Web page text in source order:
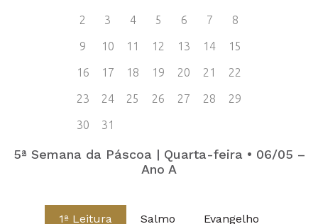
5ª Semana da Páscoa | Quarta-feira • 06/05 –
Ano A
1ª Leitura Salmo Evangelho